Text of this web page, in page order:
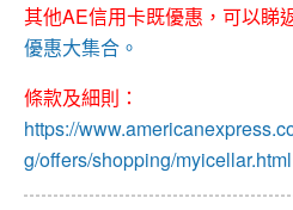
其他AE信用卡既優惠，可以睇
優惠大集合。
條款及細則：
https://
g/offers/shopping/myicellar.html